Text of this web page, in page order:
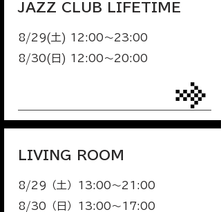
JAZZ CLUB LIFETIME
8/29(土) 12:00〜23:00
8/30(日) 12:00〜20:00
LIVING ROOM
8/29（土）13:00〜21:00
8/30（日）13:00〜17:00